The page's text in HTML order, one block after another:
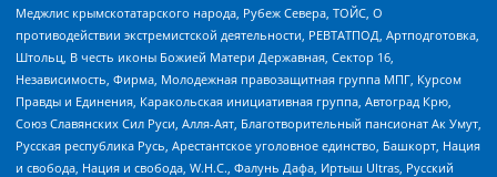
Меджлис крымскотатарского народа, Рубеж Севера, ТОЙС, О
противодействии экстремистской деятельности, РЕВТАТПОД, Артподготовка,
Штольц, В честь иконы Божией Матери Державная, Сектор 16,
Независимость, Фирма, Молодежная правозащитная группа МПГ, Курсом
Правды и Единения, Каракольская инициативная группа, Автоград Крю,
Союз Славянских Сил Руси, Алля-Аят, Благотворительный пансионат Ак Умут,
Русская республика Русь, Арестантское уголовное единство, Башкорт, Нация
и свобода, Нация и свобода, W.H.С., Фалунь Дафа, Иртыш Ultras, Русский